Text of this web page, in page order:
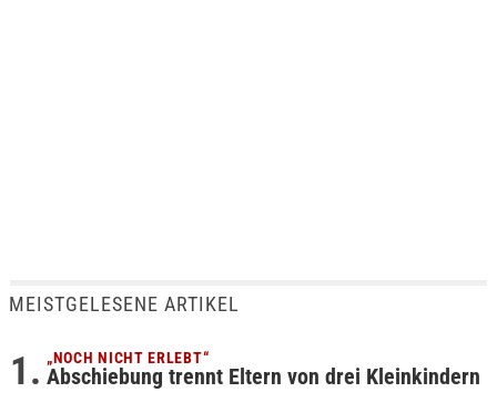
MEISTGELESENE ARTIKEL
„NOCH NICHT ERLEBT“
Abschiebung trennt Eltern von drei Kleinkindern